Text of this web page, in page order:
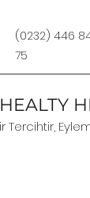
(0232) 446
75
Tercihtir,